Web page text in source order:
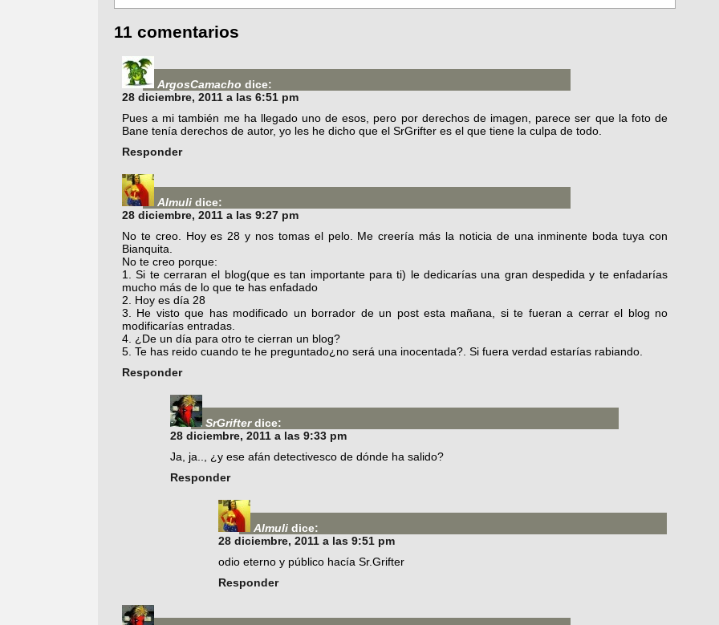
11 comentarios
ArgosCamacho dice:
28 diciembre, 2011 a las 6:51 pm
Pues a mi también me ha llegado uno de esos, pero por derechos de imagen, parece ser que la foto de
Bane tenía derechos de autor, yo les he dicho que el SrGrifter es el que tiene la culpa de todo.
Responder
Almuli dice:
28 diciembre, 2011 a las 9:27 pm
No te creo. Hoy es 28 y nos tomas el pelo. Me creería más la noticia de una inminente boda tuya con
Bianquita.
No te creo porque:
1. Si te cerraran el blog(que es tan importante para ti) le dedicarías una gran despedida y te enfadarías
mucho más de lo que te has enfadado
2. Hoy es día 28
3. He visto que has modificado un borrador de un post esta mañana, si te fueran a cerrar el blog no
modificarías entradas.
4. ¿De un día para otro te cierran un blog?
5. Te has reido cuando te he preguntado¿no será una inocentada?. Si fuera verdad estarías rabiando.
Responder
SrGrifter dice:
28 diciembre, 2011 a las 9:33 pm
Ja, ja.., ¿y ese afán detectivesco de dónde ha salido?
Responder
Almuli dice:
28 diciembre, 2011 a las 9:51 pm
odio eterno y público hacía Sr.Grifter
Responder